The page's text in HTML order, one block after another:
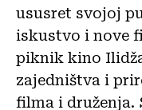
ususret svojoj
iskustvo i nove
piknik kino
zajedništva i
filma i druženja.